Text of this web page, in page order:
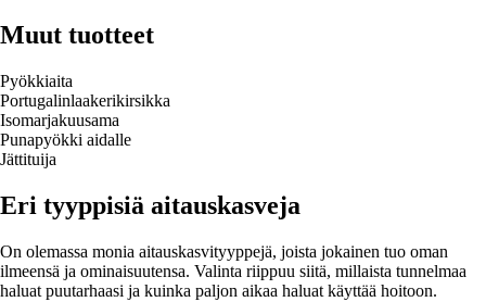
Muut tuotteet
Pyökkiaita
Portugalinlaakerikirsikka
Isomarjakuusama
Punapyökki aidalle
Jättituija
Eri tyyppisiä aitauskasveja
On olemassa monia aitauskasvityyppejä, joista jokainen tuo oman
ilmeensä ja ominaisuutensa. Valinta riippuu siitä, millaista tunnelmaa
haluat puutarhaasi ja kuinka paljon aikaa haluat käyttää hoitoon.